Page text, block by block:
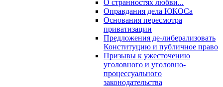
О странностях любви...
Оправдания дела ЮКОСа
Основания пересмотра
приватизации
Предложения де-либерализовать
Конституцию и публичное право
Призывы к ужесточению
уголовного и уголовно-
процессуального
законодательства